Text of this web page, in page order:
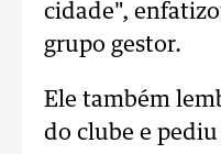
cidade",
grupo gestor.
Ele também
do clube e